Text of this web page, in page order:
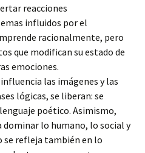
reacciones
influidos por el
racionalmente, pero
que modifican su estado de
emociones.
las imágenes y las
lógicas, se liberan: se
poético. Asimismo,
dominar lo humano, lo social y
se refleja también en lo